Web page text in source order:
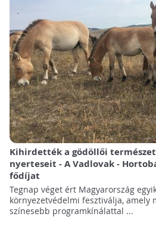
Kihirdették a gödöllői
nyerteseit - A Vadlovak -
fődíjat
Tegnap véget ért Magyarország
környezetvédelmi fesztiválja, amely
színesebb programkínálattal ...